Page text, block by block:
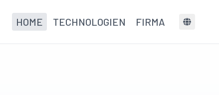
HOME TECHNOLOGIEN FIRMA